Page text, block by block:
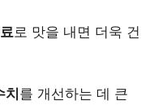
로 맛을 내면 더욱 건
를 개선하는 데 큰